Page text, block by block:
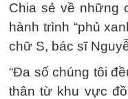
Chia sẻ về những
hành trình “phủ
chữ S, bác sĩ
“Đa số chúng tôi
thân từ khu vực